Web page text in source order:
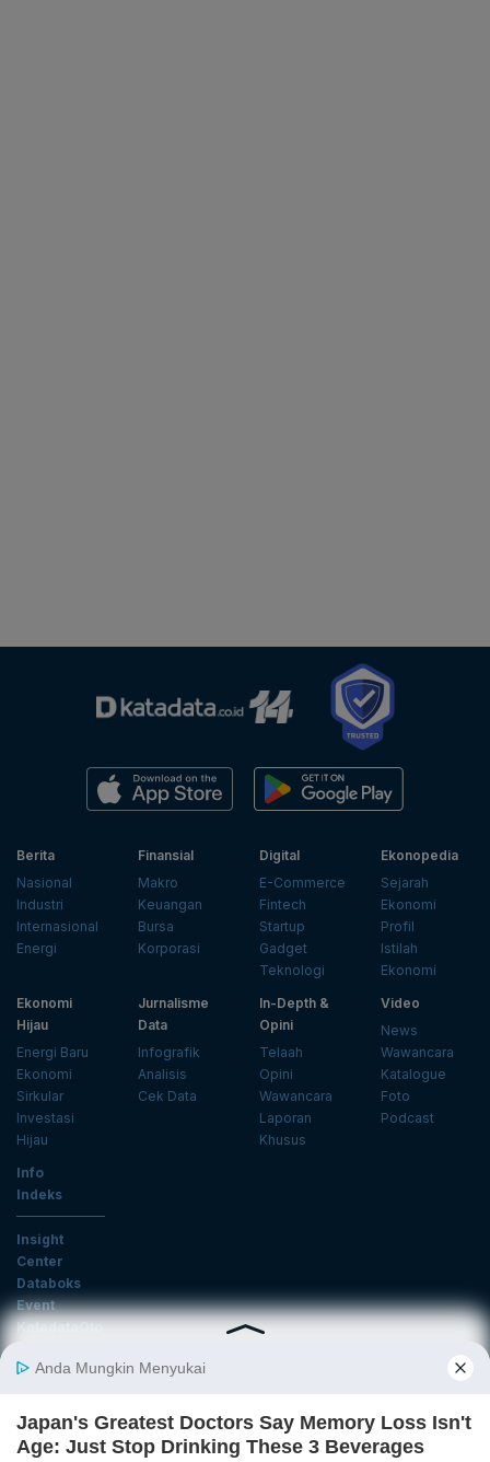
Berita
Nasional
Industri
Internasional
Energi
Finansial
Makro
Keuangan
Bursa
Korporasi
Digital
E-Commerce
Fintech
Startup
Gadget
Teknologi
Ekonopedia
Sejarah
Ekonomi
Profil
Istilah
Ekonomi
Ekonomi
Hijau
Energi Baru
Ekonomi
Sirkular
Investasi
Hijau
Jurnalisme
Data
Infografik
Analisis
Cek Data
In-Depth &
Opini
Telaah
Opini
Wawancara
Laporan
Khusus
Video
News
Wawancara
Katalogue
Foto
Podcast
Info
Indeks
Insight
Center
Databoks
Event
KatadataOto
Email
Daftar